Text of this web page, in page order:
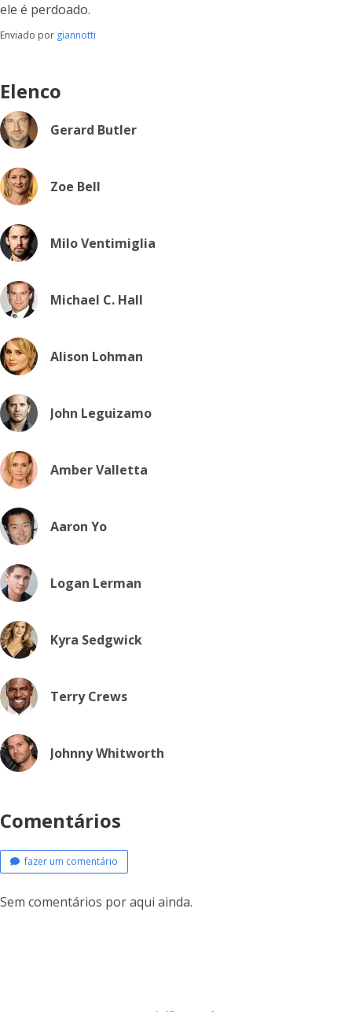
ele é perdoado.
Enviado por giannotti
Elenco
Gerard Butler
Zoe Bell
Milo Ventimiglia
Michael C. Hall
Alison Lohman
John Leguizamo
Amber Valletta
Aaron Yo
Logan Lerman
Kyra Sedgwick
Terry Crews
Johnny Whitworth
Comentários
fazer um comentário
Sem comentários por aqui ainda.